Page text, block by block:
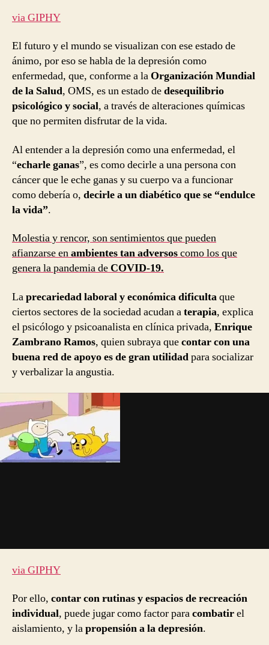
via GIPHY
El futuro y el mundo se visualizan con ese estado de
ánimo, por eso se habla de la depresión como
enfermedad, que, conforme a la Organización Mundial
de la Salud, OMS, es un estado dedesequilibrio
psicológico y social, a través de alteraciones químicas
que no permiten disfrutar de la vida.
Al entender a la depresión como una enfermedad, el
“echarle ganas”, es como decirle a una persona con
cáncer que le eche ganas y su cuerpo va a funcionar
como debería o, decirle a un diabético que se “endulce
la vida”.
Molestia y rencor, son sentimientos que pueden
afianzarse enambientes tan adversoscomo los que
genera la pandemia de COVID-19.
Laprecariedad laboral y económica dificultaque
ciertos sectores de la sociedad acudan aterapia, explica
el psicólogo y psicoanalista en clínica privada, Enrique
Zambrano Ramos, quien subraya quecontar con una
buena red de apoyo es de gran utilidadpara socializar
y verbalizar la angustia.
via GIPHY
Por ello, contar con rutinas y espacios de recreación
individual, puede jugar como factor paracombatirel
aislamiento, y lapropensión a la depresión.